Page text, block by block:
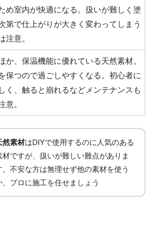
め室内が快適になる。扱いが難しく塗
第で仕上がりが大きく変わってしまう
注意。
か、保温機能に優れている天然素材。
保つので過ごしやすくなる。初心者に
く、触ると崩れるなどメンテナンスも
意。
然素材はDIYで使用するのに人気のある
材ですが、扱いが難しい難点がありま
。不安な方は無理せず他の素材を使う
、プロに施工を任せましょう